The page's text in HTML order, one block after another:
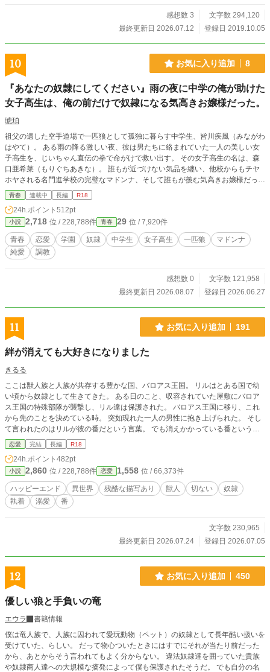
感想数 3
文字数 294,120
最終更新日 2026.07.12
登録日 2019.10.05
10 お気に入り追加 8
『あなたの奴隷にしてください』雨の夜に中学の俺が助けた
女子高生は、俺の前だけで奴隷になる気高きお嬢様だった。
琥珀
祖父の遺した空手道場で一匹狼として孤独に暮らす中学生、皆川疾風（みながわ
はやて）。 ある雨の降る激しい夜、彼は男たちに絡まれていた一人の美しい女
子高生を、じいちゃん直伝の拳で命がけで救い出す。 その女子高生の名は、森
口亜希菜（もりぐちあきな）。 誰もが近づけない気品を纏い、他校からもチヤ
ホヤされる名門進学校の完璧なマドンナ、そして誰もが羨む気高きお嬢様だっ
た。 しかし、自分を救ってくれた年下の疾風に激しく一目惚れした彼女は、そ
の日から疾風「だけ」しか見えなくなってしまう――。
青春 連載中 長編 R18
24h.ポイント 512pt
小説 2,718 位 / 228,788件 青春 29 位 / 7,920件
青春 恋愛 学園 奴隷 中学生 女子高生 一匹狼
マドンナ
純愛
調教
感想数 0
文字数 121,958
最終更新日 2026.08.07
登録日 2026.06.27
11 お気に入り追加 191
絆が消えても大好きになりました
きるる
ここは獣人族と人族が共存する豊かな国、バロアス王国。 リルはとある国で幼
い頃から奴隷として生きてきた。 ある日のこと、収容されていた屋敷にバロア
ス王国の特殊部隊が襲撃し、リル達は保護された。 バロアス王国に移り、これ
から先のことを決めている時。 突如現れた一人の男性に抱き上げられた。 そし
て言われたのはリルが彼の番だという言葉。 でも消えかかっている番という
絆。 奴隷でもいつも明るく生きようと元気と笑顔を忘れない壊れかかった小柄
なリルと、 そんな彼女に振り回されルーティンを崩され続けながらも人となり
に惹かれていく、 泰然自若が常のバロアス王国敏腕宰相ギュスターとの騒がし
くも切ない物語。 バロアス王国の第七作目。 R18には☆マークがつきます。 他
サイトにも投稿しています。
恋愛 完結 長編 R18
24h.ポイント 482pt
小説 2,860 位 / 228,788件 恋愛 1,558 位 / 66,373件
ハッピーエンド 異世界 残酷な描写あり 獣人 切ない
奴隷
執着
溺愛 番
文字数 230,965
最終更新日 2026.07.24
登録日 2026.07.05
12 お気に入り追加 450
優しい狼と手負いの竜
エウラ
書籍情報
僕は竜人族で、人族に囚われて愛玩動物（ペット）の奴隷として長年酷い扱いを
受けていた、らしい。 だって物心ついたときにはすでにそれが当たり前だった
から、あとからそう言われてもよく分からない。 違法奴隷達を囲っていた貴族
や奴隷商人達への大規模な摘発によって僕も保護されたそうだ。 でも自分の名